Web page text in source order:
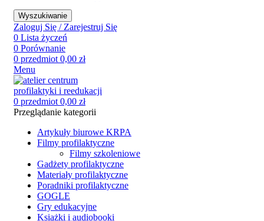
Wyszukiwanie
Zaloguj Się / Zarejestruj Się
0 Lista życzeń
0 Porównanie
0 przedmiot 0,00 zł
Menu
0 przedmiot 0,00 zł
Przeglądanie kategorii
Artykuły biurowe KRPA
Filmy profilaktyczne
Filmy szkoleniowe
Gadżety profilaktyczne
Materiały profilaktyczne
Poradniki profilaktyczne
GOGLE
Gry edukacyjne
Książki i audiobooki